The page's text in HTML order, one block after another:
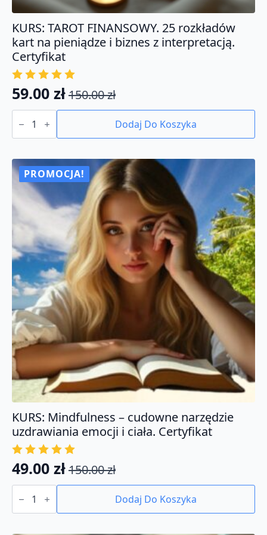
KURS: TAROT FINANSOWY. 25 rozkładów
kart na pieniądze i biznes z interpretacją.
Certyfikat
150.00zł
Pierwotna
cena
wynosiła:
150.00 zł.
59.00 zł
Aktualna
cena
wynosi:
59.00 zł.
ilość
KURS:
FINANSOWY.
rozkładów
kart
na
pieniądze
biznes
interpretacją.
Certyfikat
Dodaj Do Koszyka
PROMOCJA!
KURS: Mindfulness – cudowne narzędzie
uzdrawiania emocji i ciała. Certyfikat
150.00zł
Pierwotna
cena
wynosiła:
150.00 zł.
49.00 zł
Aktualna
cena
wynosi:
49.00 zł.
ilość
KURS:
-
Dodaj Do Koszyka